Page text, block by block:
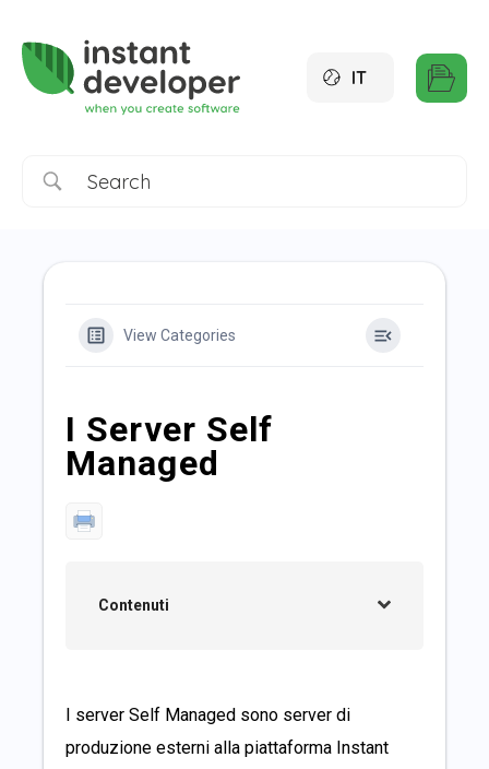
IT
View Categories
I Server Self
Managed
Contenuti
I server Self Managed sono server di
produzione esterni alla piattaforma Instant